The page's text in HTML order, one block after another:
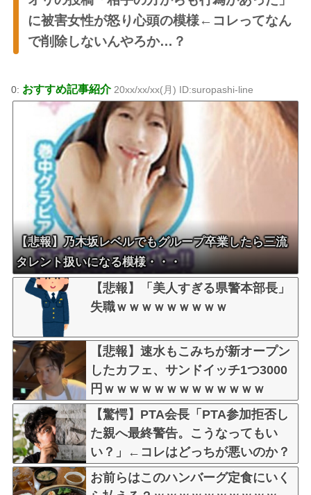
に被害女性が怒り心頭の模様←コレってなん
で削除しないんやろか…？
0: おすすめ記事紹介20xx/xx/xx(月) ID:suropashi-line
【悲報】乃木坂レベルでもグループ卒業したら三流
タレント扱いになる模様・・・
【悲報】「美人すぎる県警本部長」
失職ｗｗｗｗｗｗｗｗｗ
【悲報】速水もこみちが新オープン
したカフェ、サンドイッチ1つ3000
円ｗｗｗｗｗｗｗｗｗｗｗｗｗ
【驚愕】PTA会長「PTA参加拒否し
た親へ最終警告。こうなってもい
い？」←コレはどっちが悪いのか？
大論争が巻き起こってしまう…
お前らはこのハンバーグ定食にいく